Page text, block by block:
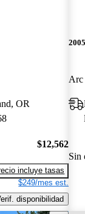
OR
$12,562
incluye tasas
$249/mes est.
disponibilidad
Arc
Sin